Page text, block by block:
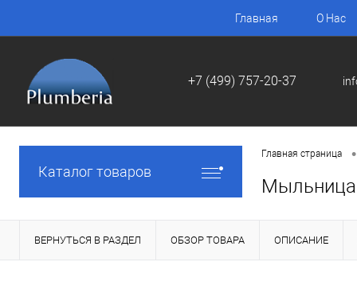
Главная О Нас
+7 (499) 757-20-37
Каталог товаров
Главная страница •
Мыльница
ВЕРНУТЬСЯ В РАЗДЕЛ ОБЗОР ТОВАРА ОПИСАНИЕ